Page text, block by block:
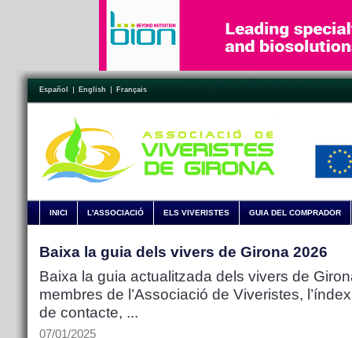
Español English Français
INICI L'ASSOCIACIÓ ELS VIVERISTES GUIA DEL COMPRADOR
Baixa la guia dels vivers de Girona 2026
Baixa la guia actualitzada dels vivers de
membres de l’Associació de Viveristes,
de contacte, ...
07/01/2025